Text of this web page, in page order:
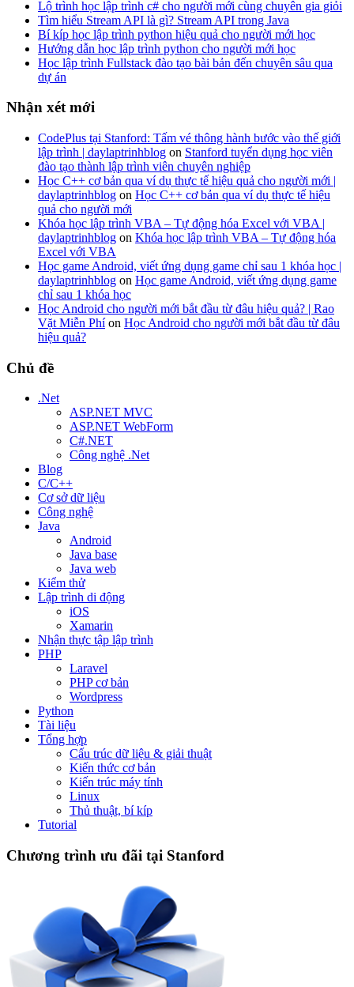
Lộ trình học lập trình c# cho người mới cùng chuyên gia giỏi
Tìm hiểu Stream API là gì? Stream API trong Java
Bí kíp học lập trình python hiệu quả cho người mới học
Hướng dẫn học lập trình python cho người mới học
Học lập trình Fullstack đào tạo bài bản đến chuyên sâu qua
dự án
Nhận xét mới
CodePlus tại Stanford: Tấm vé thông hành bước vào thế giới
lập trình | daylaptrinhblog on Stanford tuyển dụng học viên
đào tạo thành lập trình viên chuyên nghiệp
Học C++ cơ bản qua ví dụ thực tế hiệu quả cho người mới |
daylaptrinhblog on Học C++ cơ bản qua ví dụ thực tế hiệu
quả cho người mới
Khóa học lập trình VBA – Tự động hóa Excel với VBA |
daylaptrinhblog on Khóa học lập trình VBA – Tự động hóa
Excel với VBA
Học game Android, viết ứng dụng game chỉ sau 1 khóa học |
daylaptrinhblog on Học game Android, viết ứng dụng game
chỉ sau 1 khóa học
Học Android cho người mới bắt đầu từ đâu hiệu quả? | Rao
Vặt Miễn Phíon Học Android cho người mới bắt đầu từ đâu
hiệu quả?
Chủ đề
.Net
ASP.NET MVC
ASP.NET WebForm
C#.NET
Công nghệ .Net
Blog
C/C++
Cơ sở dữ liệu
Công nghệ
Java
Android
Java base
Java web
Kiểm thử
Lập trình di động
iOS
Xamarin
Nhận thực tập lập trình
PHP
Laravel
PHP cơ bản
Wordpress
Python
Tài liệu
Tổng hợp
Cấu trúc dữ liệu & giải thuật
Kiến thức cơ bản
Kiến trúc máy tính
Linux
Thủ thuật, bí kíp
Tutorial
Chương trình ưu đãi tại Stanford